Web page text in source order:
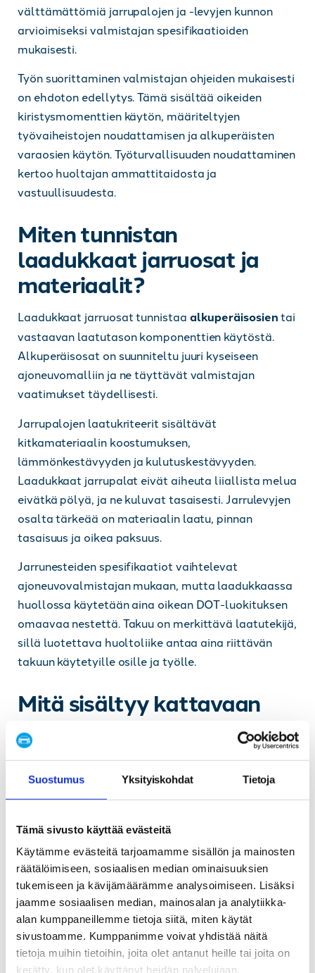
Suostumus Yksityiskohdat Tietoja
Tämä sivusto käyttää evästeitä
Käytämme evästeitä tarjoamamme sisällön ja mainosten
räätälöimiseen, sosiaalisen median ominaisuuksien
tukemiseen ja kävijämäärämme analysoimiseen. Lisäksi
jaamme sosiaalisen median, mainosalan ja analytiikka-
alan kumppaneillemme tietoja siitä, miten käytät
sivustoamme. Kumppanimme voivat yhdistää näitä
tietoja muihin tietoihin, joita olet antanut heille tai joita on
kerätty, kun olet käyttänyt heidän palvelujaan.
välttämättömiä jarrupalojen ja -levyjen kunnon
arvioimiseksi valmistajan spesifikaatioiden
mukaisesti.
Työn suorittaminen valmistajan ohjeiden mukaisesti
on ehdoton edellytys. Tämä sisältää oikeiden
kiristysmomenttien käytön, määriteltyjen
työvaiheistojen noudattamisen ja alkuperäisten
varaosien käytön. Työturvallisuuden noudattaminen
kertoo huoltajan ammattitaidosta ja
vastuullisuudesta.
Miten tunnistan
laadukkaat jarruosat ja
materiaalit?
Laadukkaat jarruosat tunnistaa alkuperäisosientai
vastaavan laatutason komponenttien käytöstä.
Alkuperäisosat on suunniteltu juuri kyseiseen
ajoneuvomalliin ja ne täyttävät valmistajan
vaatimukset täydellisesti.
Jarrupalojen laatukriteerit sisältävät
kitkamateriaalin koostumuksen,
lämmönkestävyyden ja kulutuskestävyyden.
Laadukkaat jarrupalat eivät aiheuta liiallista melua
eivätkä pölyä, ja ne kuluvat tasaisesti. Jarrulevyjen
osalta tärkeää on materiaalin laatu, pinnan
tasaisuus ja oikea paksuus.
Jarrunesteiden spesifikaatiot vaihtelevat
ajoneuvovalmistajan mukaan, mutta laadukkaassa
huollossa käytetään aina oikean DOT-luokituksen
omaavaa nestettä. Takuu on merkittävä laatutekijä,
sillä luotettava huoltoliike antaa aina riittävän
takuun käytetyille osille ja työlle.
Mitä sisältyy kattavaan
jarruhuoltoon ja
tarkastukseen?
Kattavajarruhuoltoalkaa perusteellisella
diagnostiikalla ja visuaalisella tarkastuksella.
Huolto sisältää kaikki jarrukomponentit etupyöristä
käsijarrun tarkastuksen.
Huoltotyön
vaihe
Sisältö
Tarkastettavat
komponentit
Alkutarkastus
Visuaalinen
arviointi ja
Jarrupalat, -
levyt, -putket